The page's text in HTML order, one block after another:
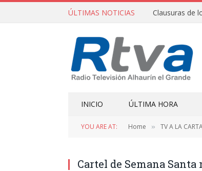
ÚLTIMAS NOTICIAS
INICIO ÚLTIMA HORA
YOU ARE AT: Home » TV A LA
Cartel de Semana Santa